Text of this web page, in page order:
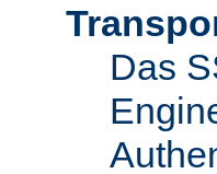
Das